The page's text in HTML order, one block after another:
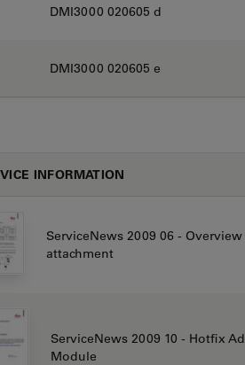
DMI3000 020605 d
DMI3000 020605 e
INFORMATION
ServiceNews 2009 06 -
attachment
ServiceNews 2009 10 - Hotfix
Module